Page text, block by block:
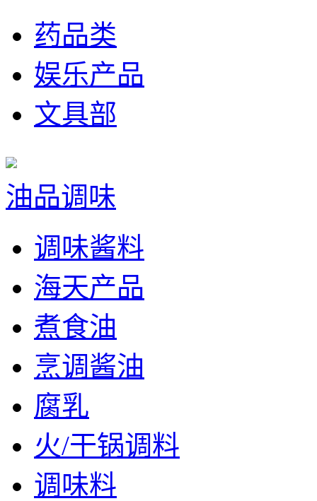
药品类
娱乐产品
文具部
油品调味
调味酱料
海天产品
煮食油
烹调酱油
腐乳
火/干锅调料
调味料